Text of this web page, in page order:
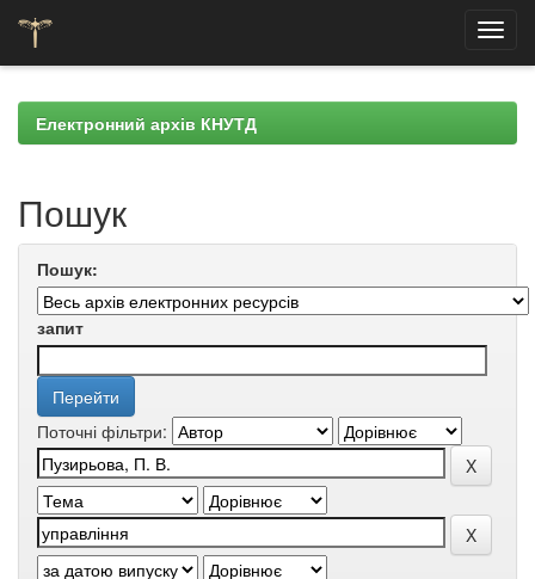
navigationЕлектронний архів КНУТД
Пошук
Пошук:
запит
Поточні фільтри: